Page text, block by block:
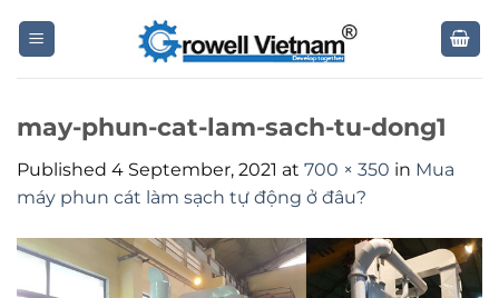
may-phun-cat-lam-sach-tu-dong1
Published 4 September, 2021 at 700 × 350 in Mua
máy phun cát làm sạch tự động ở đâu?